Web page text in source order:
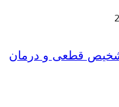
قطعی و درمان